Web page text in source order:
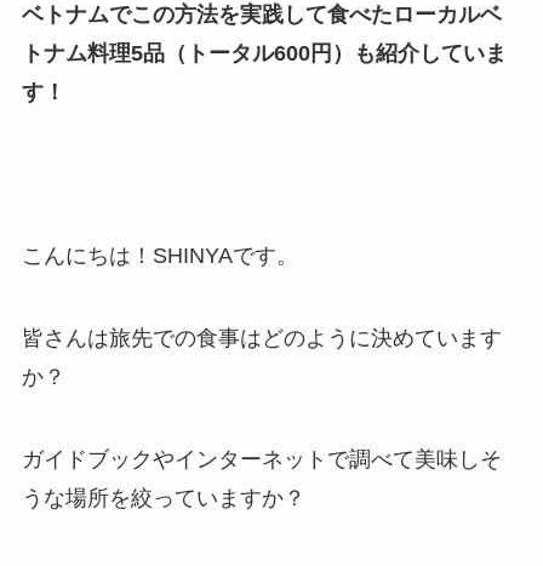
ベトナムでこの方法を実践して食べたローカルベ
トナム料理5品（トータル600円）も紹介していま
す！
こんにちは！SHINYAです。
皆さんは旅先での食事はどのように決めています
か？
ガイドブックやインターネットで調べて美味しそ
うな場所を絞っていますか？